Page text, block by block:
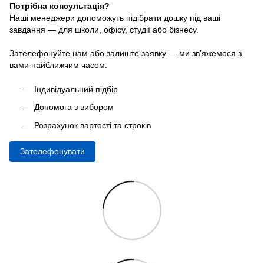
Потрібна консультація?
Наші менеджери допоможуть підібрати дошку під ваші
завдання — для школи, офісу, студії або бізнесу.
Зателефонуйте нам або залиште заявку — ми зв’яжемося з
вами найближчим часом.
Індивідуальний підбір
Допомога з вибором
Розрахунок вартості та строків
Зателефонувати